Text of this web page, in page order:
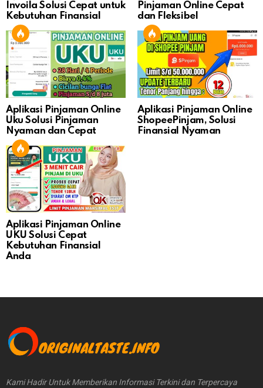
Invoila Solusi Cepat untuk
Kebutuhan Finansial
Pinjaman Online Cepat
dan Fleksibel
Aplikasi Pinjaman Online
Uku Solusi Pinjaman
Nyaman dan Cepat
Aplikasi Pinjaman Online
ShopeePinjam, Solusi
Finansial Nyaman
Aplikasi Pinjaman Online
UKU Solusi Cepat
Kebutuhan Finansial
Anda
Kami Hadir Untuk Memberikan Informasi Terkini dan Terpercaya